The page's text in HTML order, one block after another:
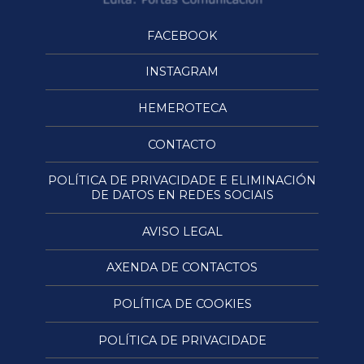
FACEBOOK
INSTAGRAM
HEMEROTECA
CONTACTO
POLÍTICA DE PRIVACIDADE E ELIMINACIÓN
DE DATOS EN REDES SOCIAIS
AVISO LEGAL
AXENDA DE CONTACTOS
POLÍTICA DE COOKIES
POLÍTICA DE PRIVACIDADE